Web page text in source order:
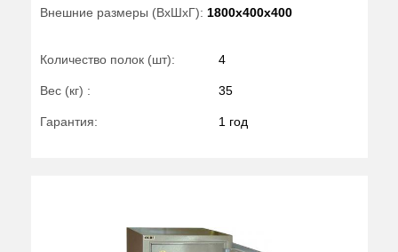
Внешние размеры (ВхШхГ): 1800x400x400
Количество полок (шт): 4
Вес (кг) : 35
Гарантия: 1 год